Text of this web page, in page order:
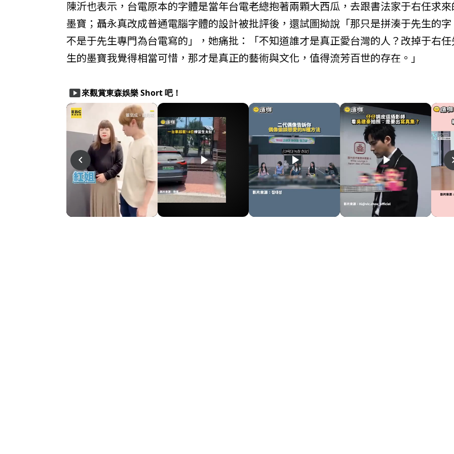
陳沂也表示，台電原本的字體是當年台電老總抱著兩顆大西瓜，去跟書法家于右任求
墨寶；聶永真改成普通電腦字體的設計被批評後，還試圖拗說「那只是拼湊于先生的
不是于先生專門為台電寫的」，她痛批：「不知道誰才是真正愛台灣的人？改掉于右
生的墨寶我覺得相當可惜，那才是真正的藝術與文化，值得流芳百世的存在。」
smart_display來觀賞東森娛樂 Short 吧！
navigate_before play_arrow play_arrow play_arrow play_arrow